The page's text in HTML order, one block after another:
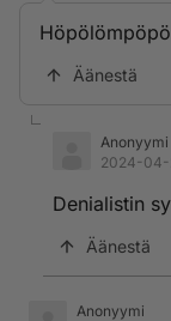
Äänestä
Anonyymi
2024-04-
Denialistin
Äänestä
Anonyymi